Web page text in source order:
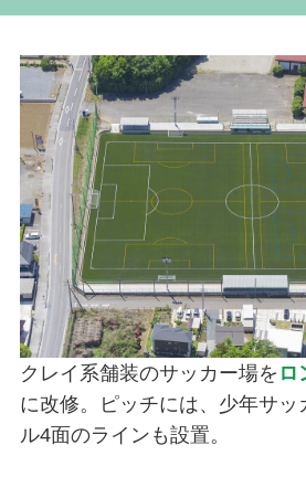
クレイ系舗装のサッカー場を ロ
に改修。ピッチには、少年サッ
ル4面のラインも設置。